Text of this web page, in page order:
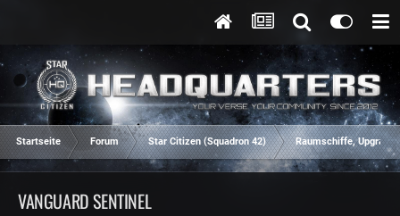
Startseite Forum Star Citizen (Squadron 42) Raumschiffe,
VANGUARD SENTINEL